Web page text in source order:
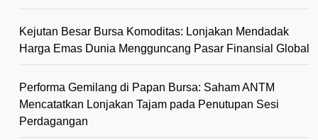
Kejutan Besar Bursa Komoditas: Lonjakan Mendadak
Harga Emas Dunia Mengguncang Pasar Finansial Global
Performa Gemilang di Papan Bursa: Saham ANTM
Mencatatkan Lonjakan Tajam pada Penutupan Sesi
Perdagangan